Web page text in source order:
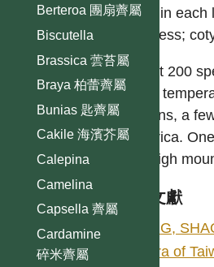
Berteroa 團扇薺屬
Biscutella
Brassica 蕓苔屬
Braya 柏蕾薺屬
Bunias 匙薺屬
Cakile 海濱芥屬
Calepina
Camelina
Capsella 薺屬
Cardamine
碎米薺屬
rows in each
wingless;
About 200
north
regions, a
America.
the high
參考文獻
YING,
Flora of